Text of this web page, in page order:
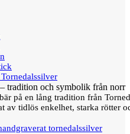
tradition och symbolik från norr
på en lång tradition från
av tidlös enkelhet, starka rötter